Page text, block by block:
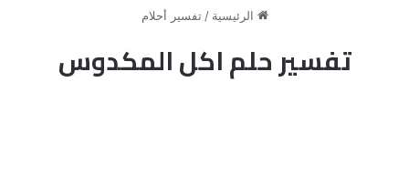
الرئيسية / تفسير أحلام
تفسير حلم اكل المكدوس